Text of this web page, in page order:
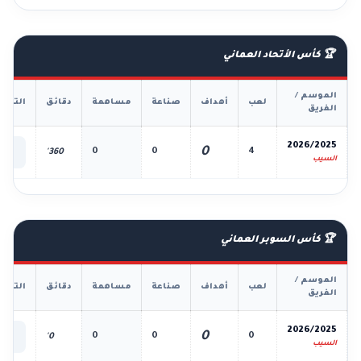
🏆 كأس الأتحاد العماني
الموسم /
الفريق
لعب أهداف صناعة مساهمة دقائق
2026/2025
السيب
4
0
0
0
360'
🏆 كأس السوبر العماني
الموسم /
الفريق
لعب أهداف صناعة مساهمة دقائق
2026/2025
السيب
0
0
0
0
0'